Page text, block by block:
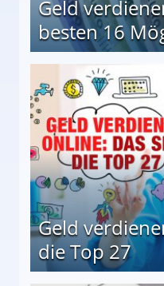
Geld
besten 16
Geld
die Top 27